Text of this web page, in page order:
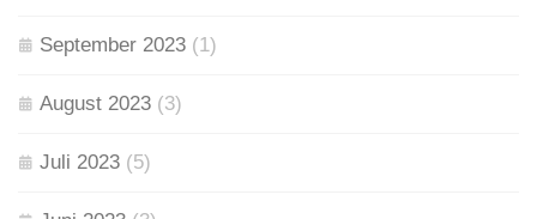
September 2023 (1)
August 2023 (3)
Juli 2023 (5)